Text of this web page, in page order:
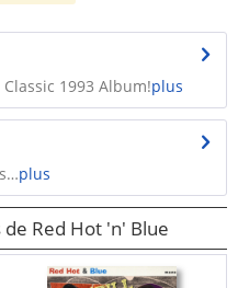
1993 Album!plus
plus
Red Hot 'n' Blue